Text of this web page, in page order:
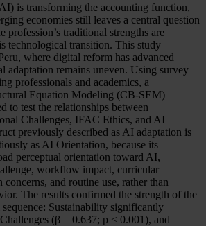
is transforming the accounting function,
economies still leaves a central question
profession’s traditional strengths are
technological transition. This study
where digital reform has advanced
adaptation remains uneven. Using survey
professionals and academics, a
Equation Modeling (CB-SEM)
to test the relationships between
Challenges, IFAC Ethics, and AI
previously described as AI adaptation is
as AI Orientation, because its
perceptual orientation toward AI,
workflow impact, curricular
and routine use, rather than
The results confirmed the strength of the
Sustainability significantly
(β = 0.637; p < 0.001), and